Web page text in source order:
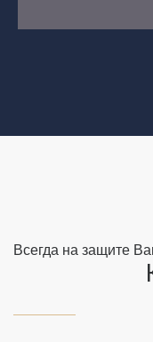
Всегда на защите